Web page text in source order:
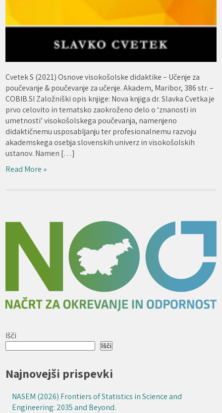
Cvetek S (2021) Osnove visokošolske didaktike – Učenje za
poučevanje & poučevanje za učenje. Akadem, Maribor, 386 str. –
COBIB.SI Založniški opis knjige: Nova knjiga dr. Slavka Cvetka je
prvo celovito in tematsko zaokroženo delo o ‘znanosti in
umetnosti’ visokošolskega poučevanja, namenjeno
didaktičnemu usposabljanju ter profesionalnemu razvoju
akademskega osebja slovenskih univerz in visokošolskih
ustanov. Namen […]
Read More »
Išči
Išči
Najnovejši prispevki
NASEM (2026) Frontiers of Statistics in Science and
Engineering: 2035 and Beyond.